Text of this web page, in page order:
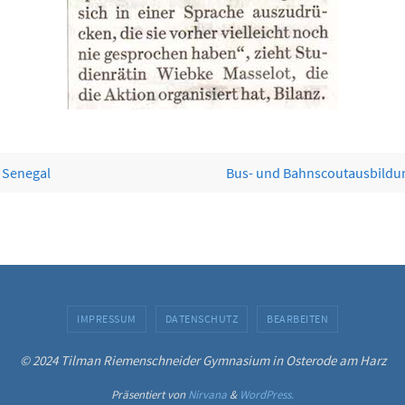
Bus- und
IMPRESSUM DATENSCHUTZ BEARBEITEN
© 2024 Tilman Riemenschneider Gymnasium in Osterode am Harz
Präsentiert vonNirvana & WordPress.